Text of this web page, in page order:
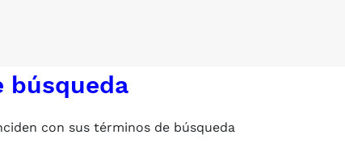
búsqueda
con sus términos de búsqueda